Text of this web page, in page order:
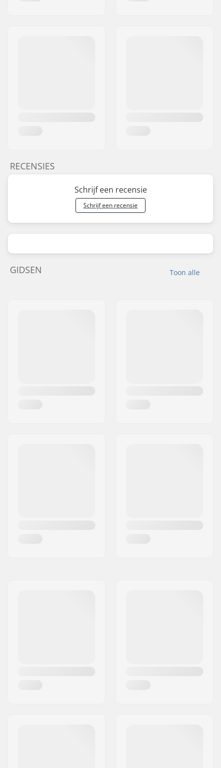
RECENSIES
Schrijf een recensie
Schrijf een recensie
Toon alle
GIDSEN